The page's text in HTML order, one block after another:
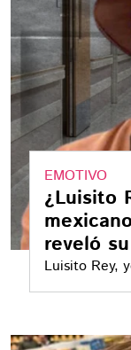
EMOTIVO
¿Luisito
reveló
Luisito Rey,
que ha